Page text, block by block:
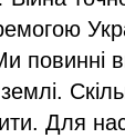
повинні
Для